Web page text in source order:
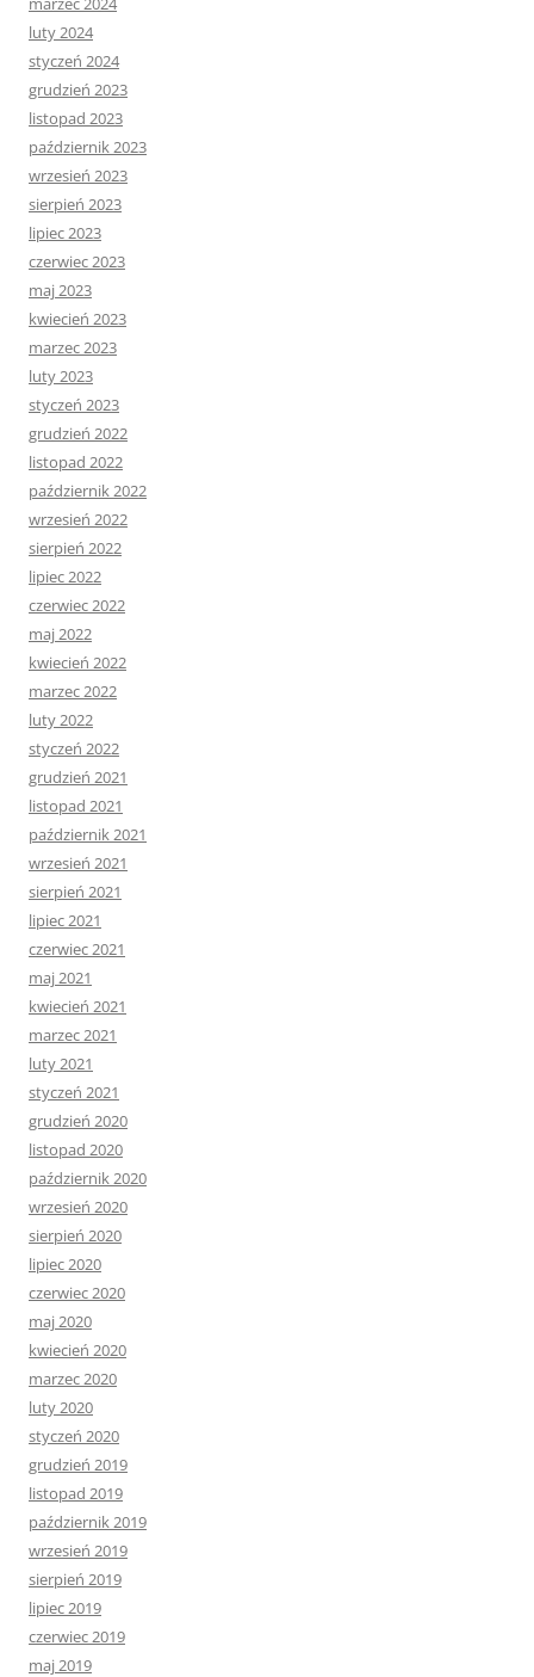
luty 2024
styczeń 2024
grudzień 2023
listopad 2023
październik 2023
wrzesień 2023
sierpień 2023
lipiec 2023
czerwiec 2023
maj 2023
kwiecień 2023
marzec 2023
luty 2023
styczeń 2023
grudzień 2022
listopad 2022
październik 2022
wrzesień 2022
sierpień 2022
lipiec 2022
czerwiec 2022
maj 2022
kwiecień 2022
marzec 2022
luty 2022
styczeń 2022
grudzień 2021
listopad 2021
październik 2021
wrzesień 2021
sierpień 2021
lipiec 2021
czerwiec 2021
maj 2021
kwiecień 2021
marzec 2021
luty 2021
styczeń 2021
grudzień 2020
listopad 2020
październik 2020
wrzesień 2020
sierpień 2020
lipiec 2020
czerwiec 2020
maj 2020
kwiecień 2020
marzec 2020
luty 2020
styczeń 2020
grudzień 2019
listopad 2019
październik 2019
wrzesień 2019
sierpień 2019
lipiec 2019
czerwiec 2019
maj 2019